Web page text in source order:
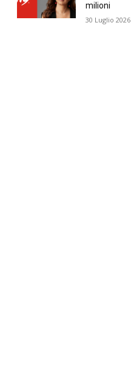
milioni
30 Luglio 2026